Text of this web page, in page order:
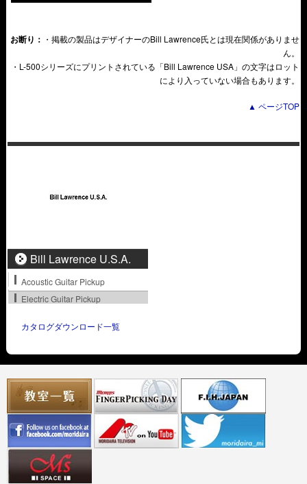
お断り： ・掲載の製品はデザイナーのBill Lawrence氏とは現在関係がありませ
ん。
・L-500シリーズにプリントされている「Bill Lawrence USA」の文字はロット
により入っていない場合もあります。
▲ ページTOP
Bill Lawrence U.S.A.
Acoustic Guitar Pickup
Electric Guitar Pickup
カタログダウンロード一覧